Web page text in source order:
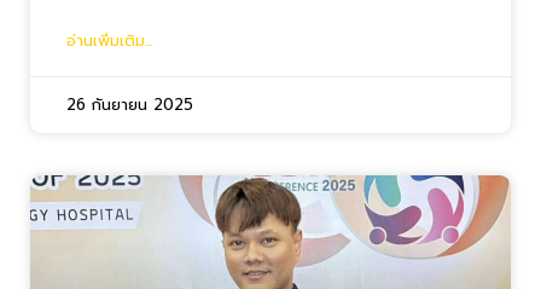
อ่านเพิ่มเติม...
26 กันยายน 2025